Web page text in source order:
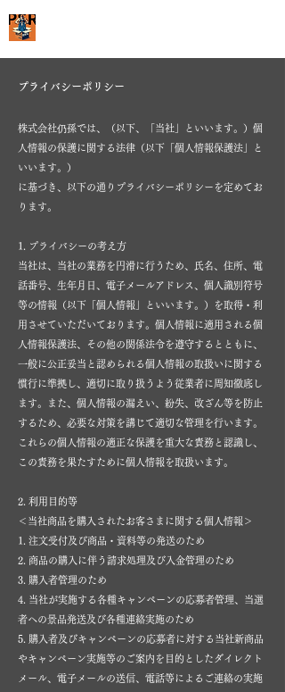
プライバシーポリシー
株式会社仍孫では、（以下、「当社」といいます。）個
人情報の保護に関する法律（以下「個人情報保護法」と
いいます。）
に基づき、以下の通りプライバシーポリシーを定めてお
ります。
1. プライバシーの考え方
当社は、当社の業務を円滑に行うため、氏名、住所、電
話番号、生年月日、電子メールアドレス、個人識別符号
等の情報（以下「個人情報」といいます。）を取得・利
用させていただいております。個人情報に適用される個
人情報保護法、その他の関係法令を遵守するとともに、
一般に公正妥当と認められる個人情報の取扱いに関する
慣行に準拠し、適切に取り扱うよう従業者に周知徹底し
ます。また、個人情報の漏えい、紛失、改ざん等を防止
するため、必要な対策を講じて適切な管理を行います。
これらの個人情報の適正な保護を重大な責務と認識し、
この責務を果たすために個人情報を取扱います。
2. 利用目的等
＜当社商品を購入されたお客さまに関する個人情報＞
1. 注文受付及び商品・資料等の発送のため
2. 商品の購入に伴う請求処理及び入金管理のため
3. 購入者管理のため
4. 当社が実施する各種キャンペーンの応募者管理、当選
者への景品発送及び各種連絡実施のため
5. 購入者及びキャンペーンの応募者に対する当社新商品
やキャンペーン実施等のご案内を目的としたダイレクト
メール、電子メールの送信、電話等によるご連絡の実施